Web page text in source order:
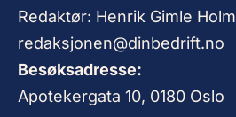
Redaktør: Henrik Gimle Holm
redaksjonen@dinbedrift.no
Besøksadresse:
Apotekergata 10, 0180 Oslo